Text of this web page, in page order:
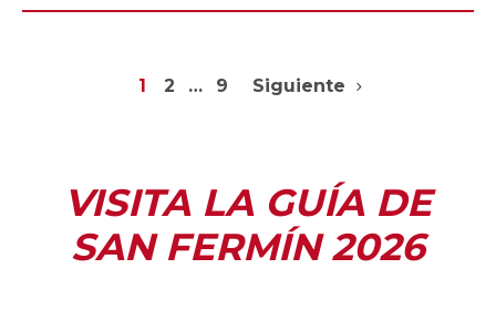
1 2 … 9 Siguiente
VISITA LA GUÍA DE
SAN FERMÍN 2026